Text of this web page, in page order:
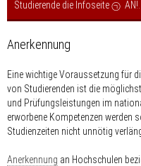
Studierende die Infoseite
AN!
Anerkennung
Eine wichtige Voraussetzung für
von Studierenden ist die
und Prüfungsleistungen im
erworbene Kompetenzen werden
Studienzeiten nicht unnötig
Anerkennung an Hochschulen